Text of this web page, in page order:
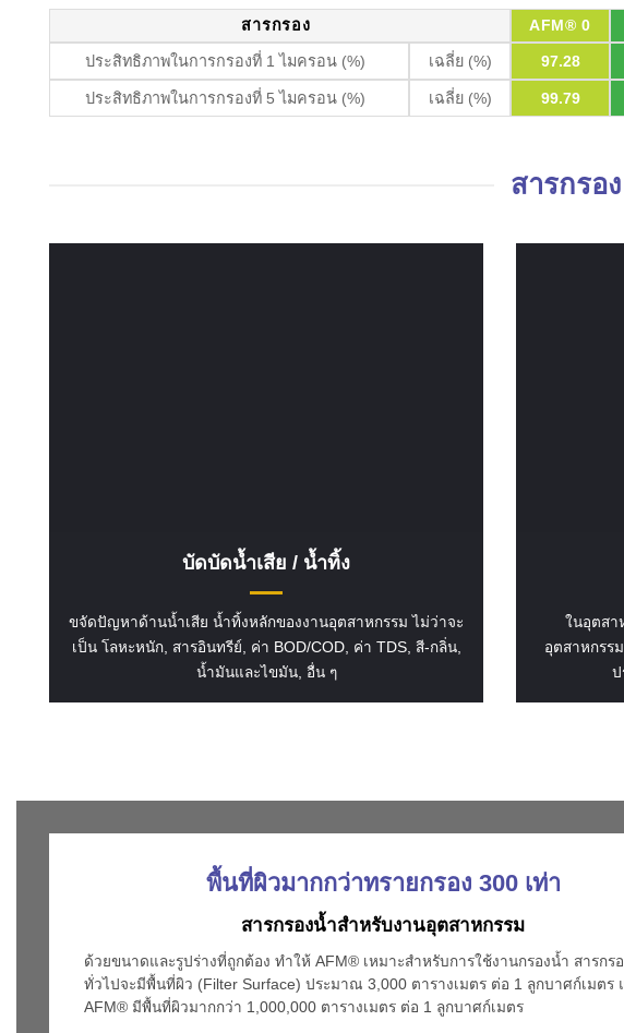
สารกรอง AFM® 0
ประสิทธิภาพในการกรองที่ 1 ไมครอน (%) เฉลี่ย (%) 97.28
ประสิทธิภาพในการกรองที่ 5 ไมครอน (%) เฉลี่ย (%) 99.79
สารกรอ
บัดบัดน้ำเสีย / น้ำทิ้ง
ขจัดปัญหาด้านน้ำเสีย น้ำทิ้งหลักของงานอุตสาหกรรม ไม่ว่าจะ
เป็น โลหะหนัก, สารอินทรีย์, ค่า BOD/COD, ค่า TDS, สี-กลิ่น,
น้ำมันและไขมัน, อื่น ๆ
ในอุตสา
อุตสาหกรร
ป
พื้นที่ผิวมากกว่าทรายกรอง 300 เท่า
สารกรองน้ำสำหรับงานอุตสาหกรรม
ด้วยขนาดและรูปร่างที่ถูกต้อง ทำให้ AFM® เหมาะสำหรับการใช้งานกรองน้ำ สารกร
ทั่วไปจะมีพื้นที่ผิว (Filter Surface) ประมาณ 3,000 ตารางเมตร ต่อ 1 ลูกบาศก์เมตร
AFM® มีพื้นที่ผิวมากกว่า 1,000,000 ตารางเมตร ต่อ 1 ลูกบาศก์เมตร